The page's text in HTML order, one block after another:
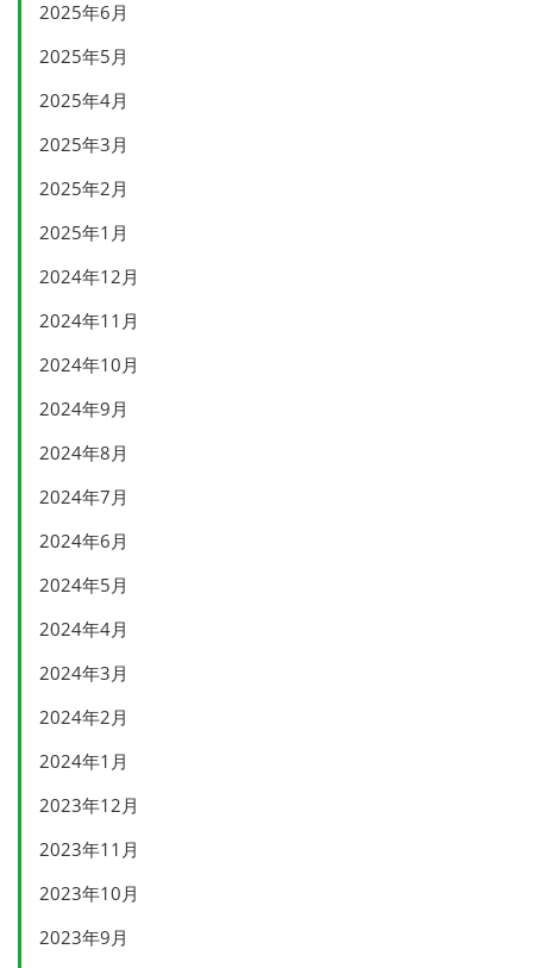
2025年6月
2025年5月
2025年4月
2025年3月
2025年2月
2025年1月
2024年12月
2024年11月
2024年10月
2024年9月
2024年8月
2024年7月
2024年6月
2024年5月
2024年4月
2024年3月
2024年2月
2024年1月
2023年12月
2023年11月
2023年10月
2023年9月